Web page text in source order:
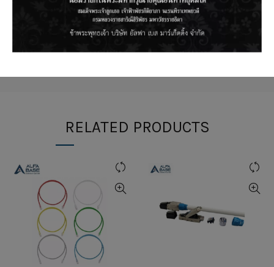
ANSI/TIA-568-C.2, ANSI/TIA-568.2D
ISO/IEC 11801:2017 Class D, Cat5e
EN 50173-1
RELATED PRODUCTS